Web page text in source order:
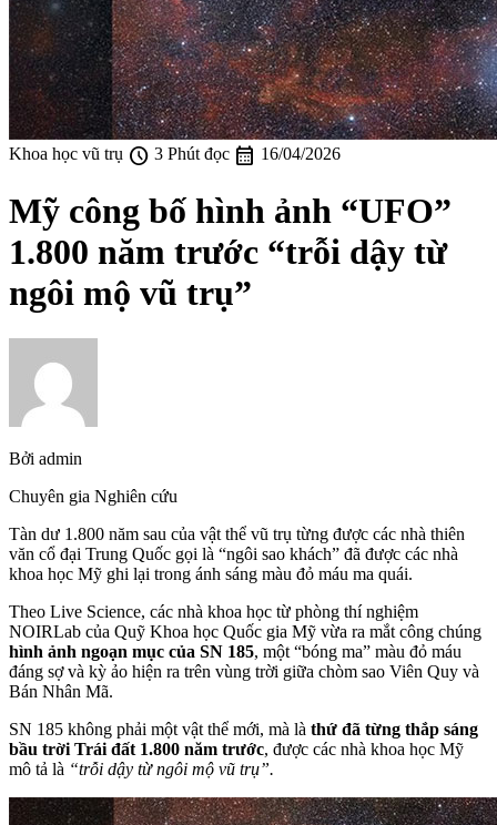
Khoa học vũ trụ schedule 3 Phút đọc calendar_month 16/04/2026
Mỹ công bố hình ảnh “UFO”
1.800 năm trước “trỗi dậy từ
ngôi mộ vũ trụ”
Bởi admin
Chuyên gia Nghiên cứu
Tàn dư 1.800 năm sau của vật thể vũ trụ từng được các nhà thiên
văn cổ đại Trung Quốc gọi là “ngôi sao khách” đã được các nhà
khoa học Mỹ ghi lại trong ánh sáng màu đỏ máu ma quái.
Theo Live Science, các nhà khoa học từ phòng thí nghiệm
NOIRLab của Quỹ Khoa học Quốc gia Mỹ vừa ra mắt công chúng
hình ảnh ngoạn mục của SN 185, một “bóng ma” màu đỏ máu
đáng sợ và kỳ ảo hiện ra trên vùng trời giữa chòm sao Viên Quy và
Bán Nhân Mã.
SN 185 không phải một vật thể mới, mà là thứ đã từng thắp sáng
bầu trời Trái đất 1.800 năm trước, được các nhà khoa học Mỹ
mô tả là “trỗi dậy từ ngôi mộ vũ trụ”.